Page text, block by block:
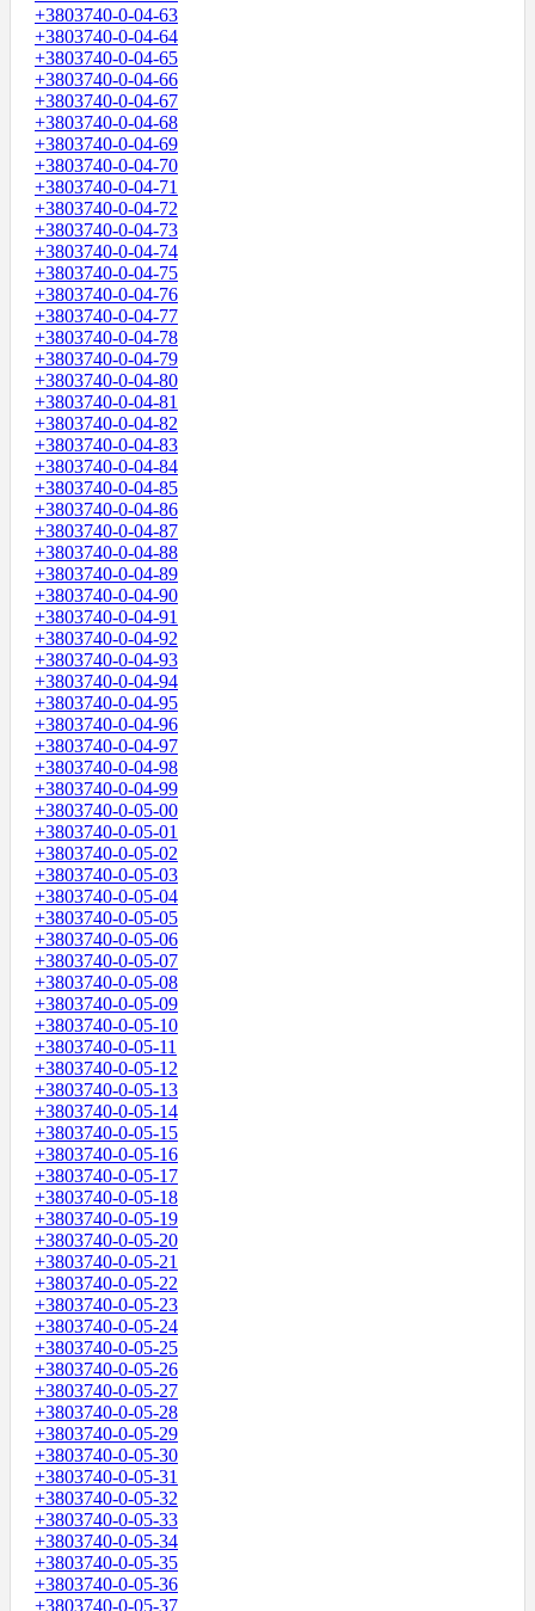
+3803740-0-04-63
+3803740-0-04-64
+3803740-0-04-65
+3803740-0-04-66
+3803740-0-04-67
+3803740-0-04-68
+3803740-0-04-69
+3803740-0-04-70
+3803740-0-04-71
+3803740-0-04-72
+3803740-0-04-73
+3803740-0-04-74
+3803740-0-04-75
+3803740-0-04-76
+3803740-0-04-77
+3803740-0-04-78
+3803740-0-04-79
+3803740-0-04-80
+3803740-0-04-81
+3803740-0-04-82
+3803740-0-04-83
+3803740-0-04-84
+3803740-0-04-85
+3803740-0-04-86
+3803740-0-04-87
+3803740-0-04-88
+3803740-0-04-89
+3803740-0-04-90
+3803740-0-04-91
+3803740-0-04-92
+3803740-0-04-93
+3803740-0-04-94
+3803740-0-04-95
+3803740-0-04-96
+3803740-0-04-97
+3803740-0-04-98
+3803740-0-04-99
+3803740-0-05-00
+3803740-0-05-01
+3803740-0-05-02
+3803740-0-05-03
+3803740-0-05-04
+3803740-0-05-05
+3803740-0-05-06
+3803740-0-05-07
+3803740-0-05-08
+3803740-0-05-09
+3803740-0-05-10
+3803740-0-05-11
+3803740-0-05-12
+3803740-0-05-13
+3803740-0-05-14
+3803740-0-05-15
+3803740-0-05-16
+3803740-0-05-17
+3803740-0-05-18
+3803740-0-05-19
+3803740-0-05-20
+3803740-0-05-21
+3803740-0-05-22
+3803740-0-05-23
+3803740-0-05-24
+3803740-0-05-25
+3803740-0-05-26
+3803740-0-05-27
+3803740-0-05-28
+3803740-0-05-29
+3803740-0-05-30
+3803740-0-05-31
+3803740-0-05-32
+3803740-0-05-33
+3803740-0-05-34
+3803740-0-05-35
+3803740-0-05-36
+3803740-0-05-37